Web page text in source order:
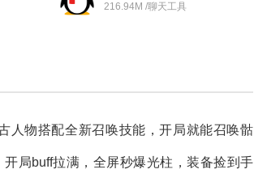
216.94M /聊天工具
人物搭配全新召唤技能，开局就能召唤骷
局buff拉满，全屏秒爆光柱，装备捡到手